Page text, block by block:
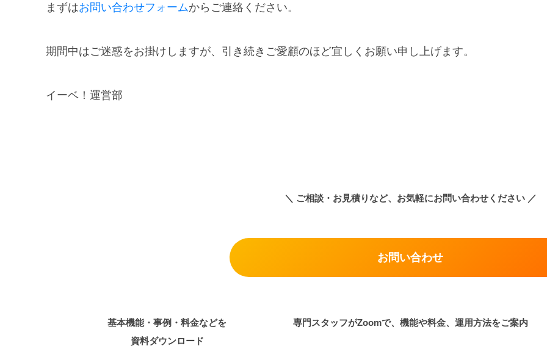
まずはお問い合わせフォームからご連絡ください。
期間中はご迷惑をお掛けしますが、引き続きご愛顧のほど宜しくお願い申し上げます。
イーベ！運営部
＼ ご相談・お見積りなど、お気軽にお問い合わせください／
お問い合わせ
基本機能・事例・料金などを
資料ダウンロード
専門スタッフがZoomで、機能や料金、運用方法をご案内